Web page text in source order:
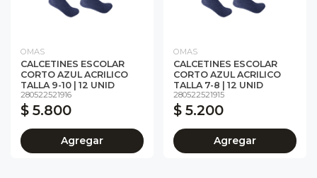
OMAS
CALCETINES ESCOLAR
CORTO AZUL ACRILICO
TALLA 9-10 | 12 UNID
280522521916
$ 5.800
Agregar
OMAS
CALCETINES ESCOLAR
CORTO AZUL ACRILICO
TALLA 7-8 | 12 UNID
280522521915
$ 5.200
Agregar